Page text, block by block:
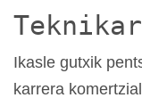
Ikasle gutxik
karrera